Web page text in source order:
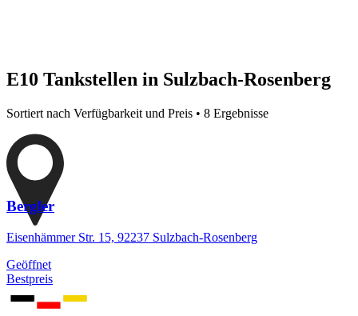
E10 Tankstellen in Sulzbach-Rosenberg
Sortiert nach Verfügbarkeit und Preis • 8 Ergebnisse
Bergler
Eisenhämmer Str. 15, 92237 Sulzbach-Rosenberg
Geöffnet
Bestpreis